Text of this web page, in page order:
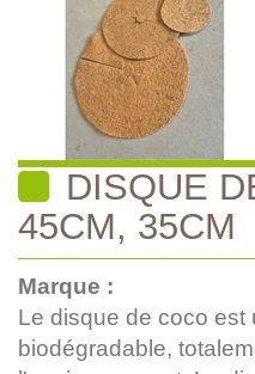
DISQUE
45CM, 35CM
Marque :
Le disque de coco est
biodégradable,